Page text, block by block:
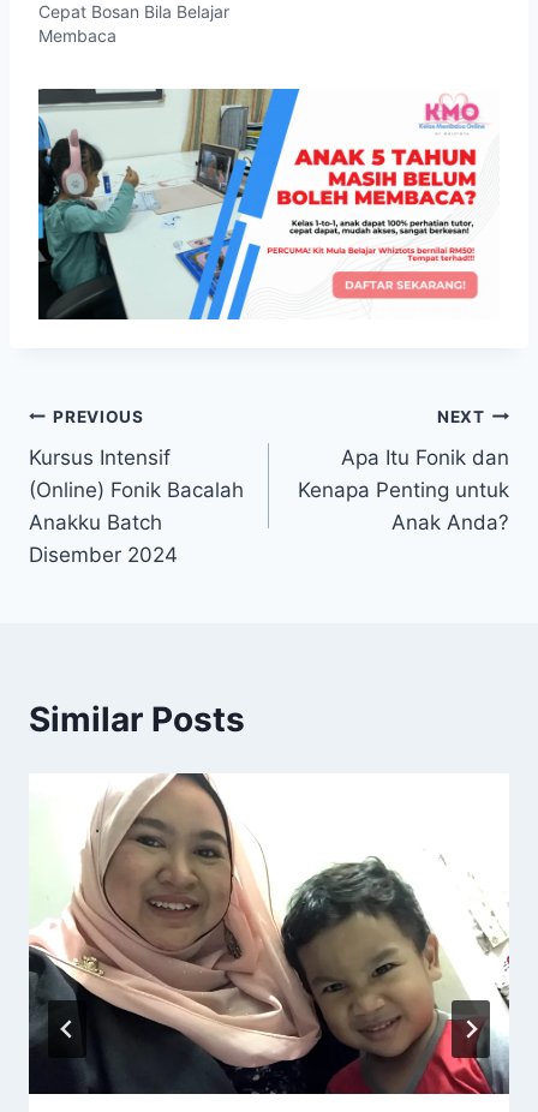
Cepat Bosan Bila Belajar
Membaca
Post
navigation
PREVIOUS
Kursus Intensif
(Online) Fonik Bacalah
Anakku Batch
Disember 2024
NEXT
Apa Itu Fonik dan
Kenapa Penting untuk
Anak Anda?
Similar Posts